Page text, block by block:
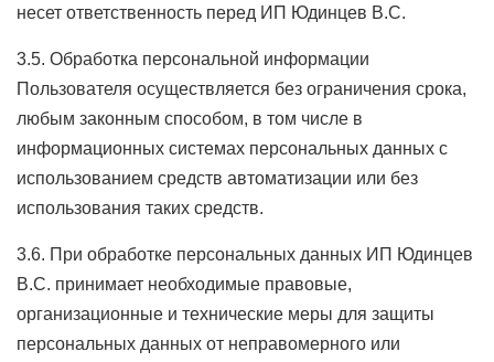
несет ответственность перед ИП Юдинцев В.С.
3.5. Обработка персональной информации
Пользователя осуществляется без ограничения срока,
любым законным способом, в том числе в
информационных системах персональных данных с
использованием средств автоматизации или без
использования таких средств.
3.6. При обработке персональных данных ИП Юдинцев
В.С. принимает необходимые правовые,
организационные и технические меры для защиты
персональных данных от неправомерного или